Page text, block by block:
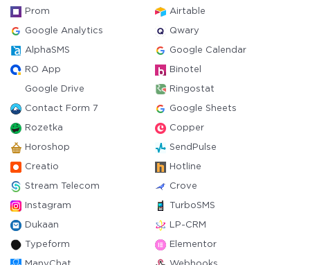
Prom Airtable
Google Analytics Qwary
AlphaSMS Google Calendar
RO App Binotel
Google Drive Ringostat
Contact Form 7 Google Sheets
Rozetka Copper
Horoshop SendPulse
Creatio Hotline
Stream Telecom Crove
Instagram TurboSMS
Dukaan LP-CRM
Typeform Elementor